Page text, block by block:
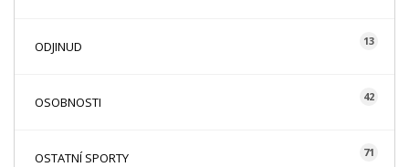
ODJINUD 13
OSOBNOSTI 42
OSTATNÍ SPORTY 71